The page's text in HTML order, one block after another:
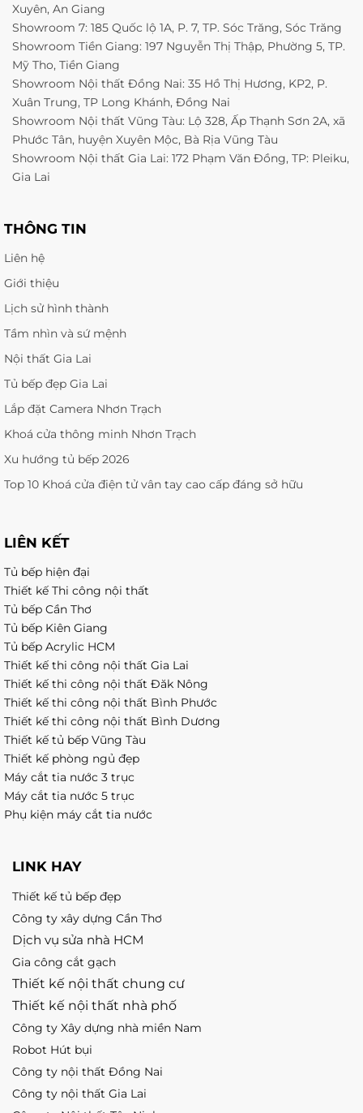
Xuyên, An Giang
Showroom 7: 185 Quốc lộ 1A, P. 7, TP. Sóc Trăng, Sóc Trăng
Showroom Tiền Giang: 197 Nguyễn Thị Thập, Phường 5, TP.
Mỹ Tho, Tiền Giang
Showroom Nội thất Đồng Nai: 35 Hồ Thị Hương, KP2, P.
Xuân Trung, TP Long Khánh, Đồng Nai
Showroom Nội thất Vũng Tàu: Lộ 328, Ấp Thạnh Sơn 2A, xã
Phước Tân, huyện Xuyên Mộc, Bà Rịa Vũng Tàu
Showroom Nội thất Gia Lai: 172 Phạm Văn Đồng, TP: Pleiku,
Gia Lai
THÔNG TIN
Liên hệ
Giới thiệu
Lịch sử hình thành
Tầm nhìn và sứ mệnh
Nội thất Gia Lai
Tủ bếp đẹp Gia Lai
Lắp đặt Camera Nhơn Trạch
Khoá cửa thông minh Nhơn Trạch
Xu hướng tủ bếp 2026
Top 10 Khoá cửa điện tử vân tay cao cấp đáng sở hữu
LIÊN KẾT
Tủ bếp hiện đại
Thiết kế Thi công nội thất
Tủ bếp Cần Thơ
Tủ bếp Kiên Giang
Tủ bếp Acrylic HCM
Thiết kế thi công nội thất Gia Lai
Thiết kế thi công nội thất Đăk Nông
Thiết kế thi công nội thất Bình Phước
Thiết kế thi công nội thất Bình Dương
Thiết kế tủ bếp Vũng Tàu
Thiết kế phòng ngủ đẹp
Máy cắt tia nước 3 trục
Máy cắt tia nước 5 trục
Phụ kiện máy cắt tia nước
LINK HAY
Thiết kế tủ bếp đẹp
Công ty xây dựng Cần Thơ
Dịch vụ sửa nhà HCM
Gia công cắt gạch
Thiết kế nội thất chung cư
Thiết kế nội thất nhà phố
Công ty Xây dựng nhà miền Nam
Robot Hút bụi
Công ty nội thất Đồng Nai
Công ty nội thất Gia Lai